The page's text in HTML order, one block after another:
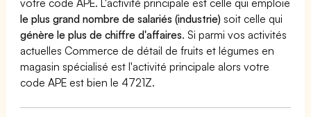
le plus grand nombre de salariés (industrie) soit celle qui
génère le plus de chiffre d'affaires. Si parmi vos activités
actuelles Commerce de détail de fruits et légumes en
magasin spécialisé est l'activité principale alors votre
code APE est bien le 4721Z.